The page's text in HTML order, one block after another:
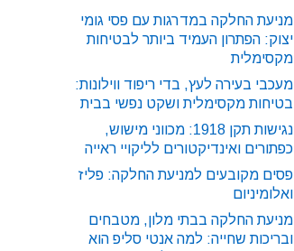
מניעת החלקה במדרגות עם פסי גומי
יצוק: הפתרון העמיד ביותר לבטיחות
מקסימלית
מעכבי בעירה לעץ, בדי ריפוד ווילונות:
בטיחות מקסימלית ושקט נפשי בבית
נגישות תקן 1918: מכווני מישוש,
כפתורים ואינדיקטורים לליקויי ראייה
פסים מקובעים למניעת החלקה: פליז
ואלומיניום
מניעת החלקה בבתי מלון, מטבחים
ובריכות שחייה: למה אנטי סליפ הוא